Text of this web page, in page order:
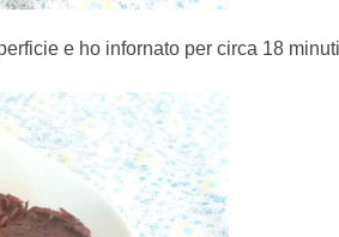
e ho infornato per circa 18